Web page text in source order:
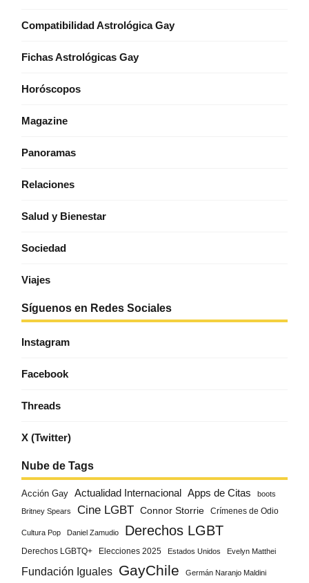
Compatibilidad Astrológica Gay
Fichas Astrológicas Gay
Horóscopos
Magazine
Panoramas
Relaciones
Salud y Bienestar
Sociedad
Viajes
Síguenos en Redes Sociales
Instagram
Facebook
Threads
X (Twitter)
Nube de Tags
Acción Gay Actualidad Internacional Apps de Citas boots
Britney Spears Cine LGBT Connor Storrie Crímenes de Odio
Cultura Pop Daniel Zamudio Derechos LGBT
Derechos LGBTQ+ Elecciones 2025 Estados Unidos Evelyn Matthei
Fundación Iguales GayChile Germán Naranjo Maldini